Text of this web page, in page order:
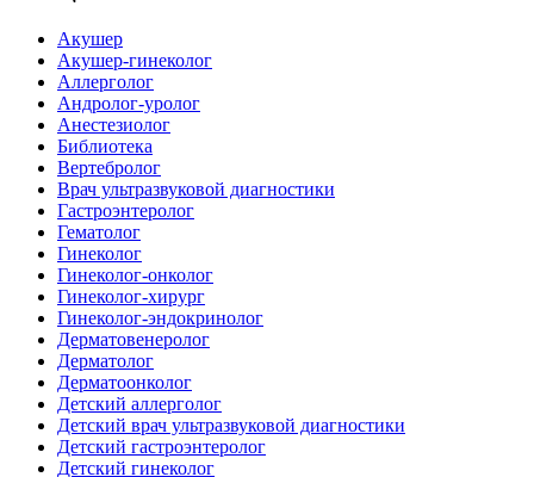
Акушер
Акушер-гинеколог
Аллерголог
Андролог-уролог
Анестезиолог
Библиотека
Вертебролог
Врач ультразвуковой диагностики
Гастроэнтеролог
Гематолог
Гинеколог
Гинеколог-онколог
Гинеколог-хирург
Гинеколог-эндокринолог
Дерматовенеролог
Дерматолог
Дерматоонколог
Детский аллерголог
Детский врач ультразвуковой диагностики
Детский гастроэнтеролог
Детский гинеколог